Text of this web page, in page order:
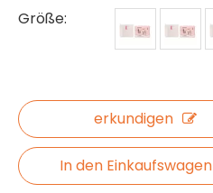
Größe:
erkundigen
In den Einkaufswagen